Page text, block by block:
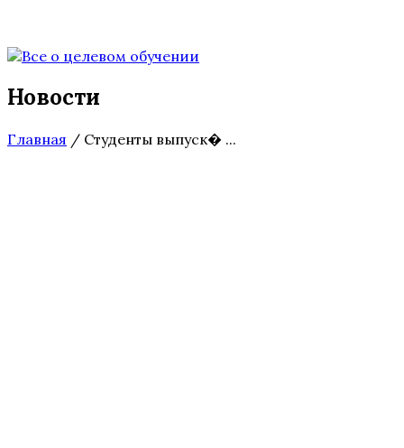
Новости
Главная / Студенты выпуск� ...